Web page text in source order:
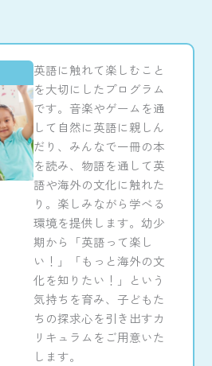
英語に触れて楽しむこと
を大切にしたプログラム
です。音楽やゲームを通
して自然に英語に親しん
だり、みんなで一冊の本
を読み、物語を通して英
語や海外の文化に触れた
り。楽しみながら学べる
環境を提供します。幼少
期から「英語って楽し
い！」「もっと海外の文
化を知りたい！」という
気持ちを育み、子どもた
ちの探求心を引き出すカ
リキュラムをご用意いた
します。